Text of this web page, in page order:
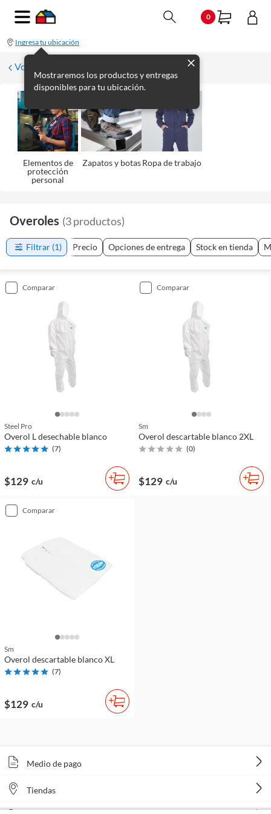
0
Ingresa tu ubicación
Mostraremos los productos y entregas
disponibles para tu ubicación.
Volver a Seguridad
Elementos de
protección
personal
Zapatos y botas Ropa de trabajo
Overoles (3productos)
Filtrar (1) Precio Opciones de entrega Stock en tienda
comparar
Steel Pro
Overol L desechable blanco
(7)
$129 c/u
comparar
Sm
Overol descartable blanco 2XL
(0)
$129 c/u
comparar
Sm
Overol descartable blanco XL
(7)
$129 c/u
Medio de pago
Tiendas